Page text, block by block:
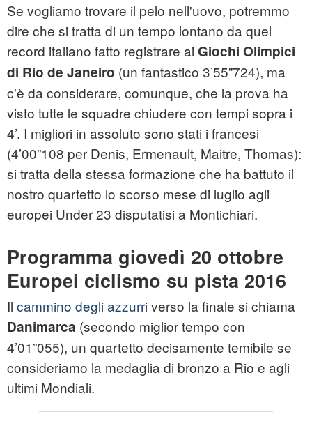
Se vogliamo trovare il pelo nell'uovo, potremmo
dire che si tratta di un tempo lontano da quel
record italiano fatto registrare ai Giochi Olimpici
di Rio de Janeiro (un fantastico 3’55”724), ma
c'è da considerare, comunque, che la prova ha
visto tutte le squadre chiudere con tempi sopra i
4’. I migliori in assoluto sono stati i francesi
(4’00”108 per Denis, Ermenault, Maitre, Thomas):
si tratta della stessa formazione che ha battuto il
nostro quartetto lo scorso mese di luglio agli
europei Under 23 disputatisi a Montichiari.
Programma giovedì 20 ottobre
Europei ciclismo su pista 2016
Il cammino degli azzurriverso la finale si chiama
Danimarca (secondo miglior tempo con
4’01”055), un quartetto decisamente temibile se
consideriamo la medaglia di bronzo a Rio e agli
ultimi Mondiali.